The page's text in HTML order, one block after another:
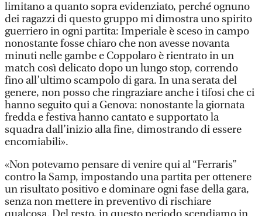
limitano a quanto sopra evidenziato, perché ognuno
dei ragazzi di questo gruppo mi dimostra uno spirito
guerriero in ogni partita: Imperiale è sceso in campo
nonostante fosse chiaro che non avesse novanta
minuti nelle gambe e Coppolaro è rientrato in un
match così delicato dopo un lungo stop, correndo
fino all’ultimo scampolo di gara. In una serata del
genere, non posso che ringraziare anche i tifosi che ci
hanno seguito qui a Genova: nonostante la giornata
fredda e festiva hanno cantato e supportato la
squadra dall’inizio alla fine, dimostrando di essere
encomiabili».
«Non potevamo pensare di venire qui al “Ferraris”
contro la Samp, impostando una partita per ottenere
un risultato positivo e dominare ogni fase della gara,
senza non mettere in preventivo di rischiare